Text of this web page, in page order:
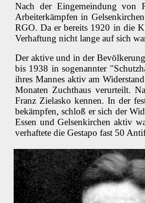
Nach der Eingemeindung von
Arbeiterkämpfen in
RGO. Da er bereits 1920 in die
Verhaftung nicht lange auf sich
Der aktive und in der
bis 1938 in sogenannter
ihres Mannes aktiv am
Monaten Zuchthaus verurteilt.
Franz Zielasko kennen. In der
bekämpfen, schloß er sich der
Essen und Gelsenkirchen aktiv
verhaftete die Gestapo fast 50